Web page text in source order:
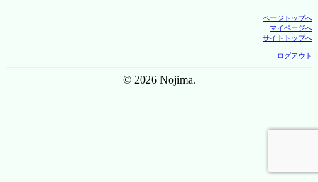
ページトップへ
マイページへ
サイトトップへ
ログアウト
© 2026 Nojima.